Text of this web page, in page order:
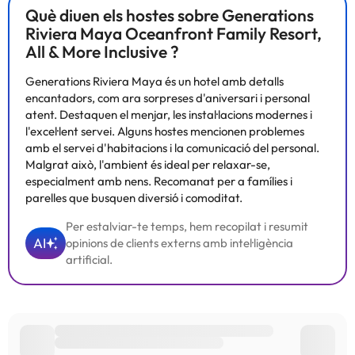
Què diuen els hostes sobre Generations
Riviera Maya Oceanfront Family Resort,
All & More Inclusive ?
Generations Riviera Maya és un hotel amb detalls
encantadors, com ara sorpreses d'aniversari i personal
atent. Destaquen el menjar, les instal·lacions modernes i
l'excel·lent servei. Alguns hostes mencionen problemes
amb el servei d'habitacions i la comunicació del personal.
Malgrat això, l'ambient és ideal per relaxar-se,
especialment amb nens. Recomanat per a famílies i
parelles que busquen diversió i comoditat.
AI
Per estalviar-te temps, hem recopilat i resumit
opinions de clients externs amb intel·ligència
artificial.